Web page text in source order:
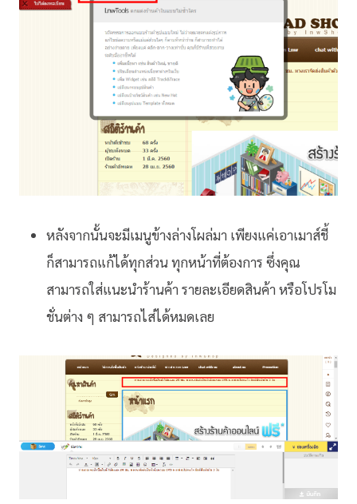
หลังจากนั้นจะมีเมนูข้างล่างโผล่มา เพียงแค่เอาเมาส์ชี้
ก็สามารถแก้ได้ทุกส่วน ทุกหน้าที่ต้องการ ซึ่งคุณ
สามารถใส่แนะนำร้านค้า รายละเอียดสินค้า หรือโปรโม
ชั่นต่าง ๆ สามารถไส่ได้หมดเลย